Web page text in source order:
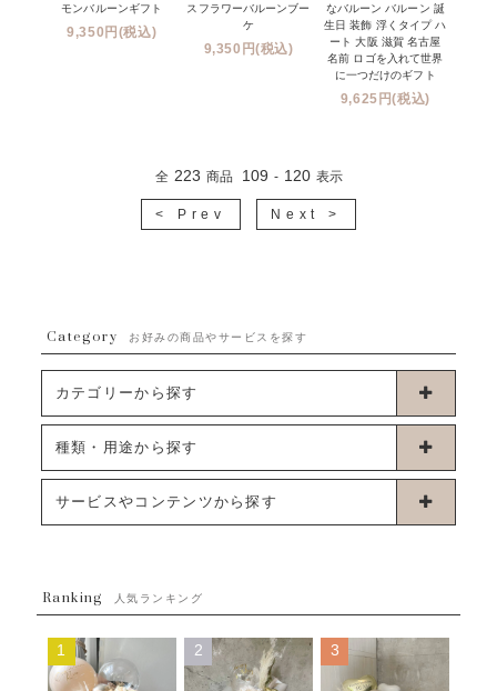
モンバルーンギフト
9,350円(税込)
スフラワーバルーンブー
ケ
9,350円(税込)
なバルーン バルーン 誕
生日 装飾 浮くタイプ ハ
ート 大阪 滋賀 名古屋
名前 ロゴを入れて世界
に一つだけのギフト
9,625円(税込)
全 223 商品 109 - 120 表示
< Prev Next >
Category お好みの商品やサービスを探す
カテゴリーから探す
卓上タイプバルーン
ブーケタイプバルーン
ムーンリットバルーン
コンフェッティバルーン
種類・用途から探す
お誕生日
開店・周年祝い
サービスやコンテンツから探す
発送について
Q&A
メッセージカード・電報について
Ranking 人気ランキング
1 2 3